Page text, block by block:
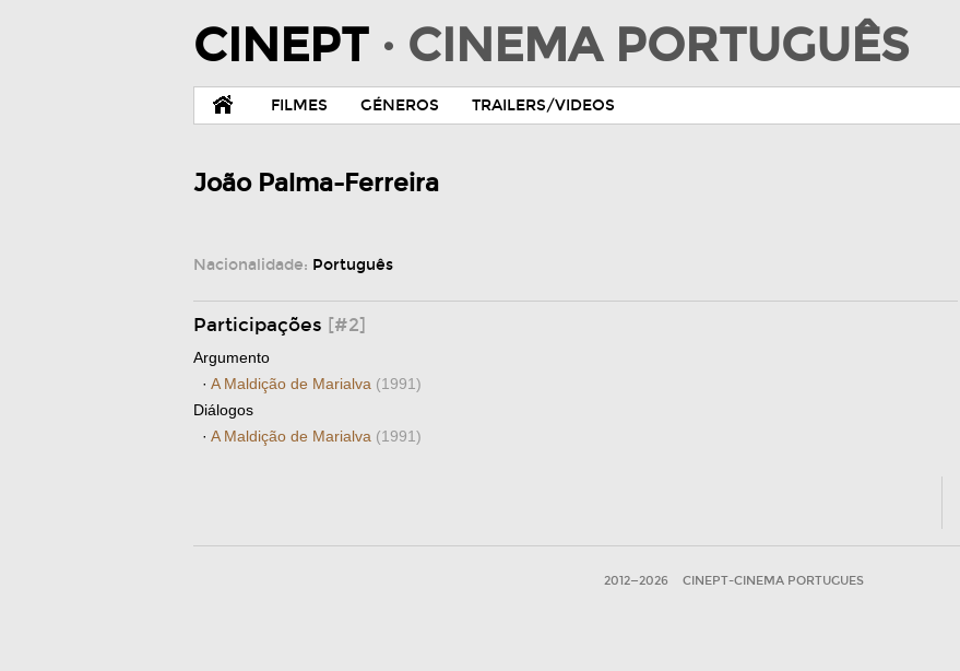
CINEPT · CINEMA PORTUGUÊS
FILMES GÉNEROS TRAILERS/VIDEOS
João Palma-Ferreira
Nacionalidade: Português
Participações [#2]
Argumento
· A Maldição de Marialva (1991)
Diálogos
· A Maldição de Marialva (1991)
2012—2026 CINEPT-CINEMA PORTUGUES